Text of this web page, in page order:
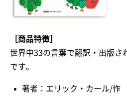
［商品特徴］
世界中33の言葉で翻訳・出版さ
です。
著者：エリック・カール/作